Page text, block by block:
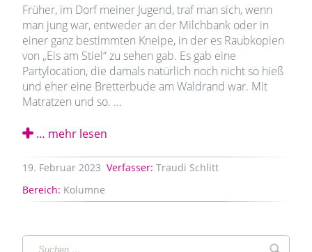
Früher, im Dorf meiner Jugend, traf man sich, wenn
man jung war, entweder an der Milchbank oder in
einer ganz bestimmten Kneipe, in der es Raubkopien
von „Eis am Stiel“ zu sehen gab. Es gab eine
Partylocation, die damals natürlich noch nicht so hieß
und eher eine Bretterbude am Waldrand war. Mit
Matratzen und so. …
… mehr lesen
19. Februar 2023 Verfasser: Traudi Schlitt
Bereich: Kolumne
Suchen